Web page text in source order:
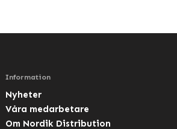
Information
Nyheter
Våra medarbetare
Om Nordik Distribution